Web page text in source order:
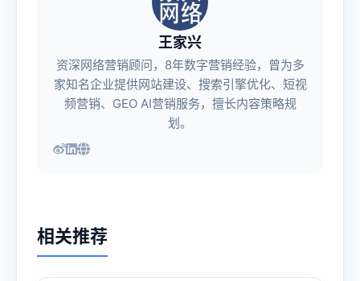
王家兴
资深网络营销顾问，8年数字营销经验，曾为多
家知名企业提供网站建设、搜索引擎优化、短视
频营销、GEO AI营销服务，擅长内容策略规
划。
相关推荐